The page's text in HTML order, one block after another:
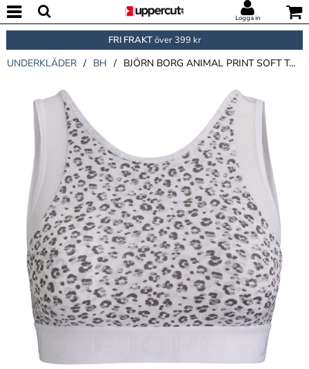
Logga in
FRI FRAKTöver 399 kr
UNDERKLÄDER / BH / BJÖRN BORG ANIMAL PRINT SOFT TOP